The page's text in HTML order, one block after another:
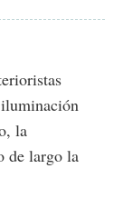
la
de largo la